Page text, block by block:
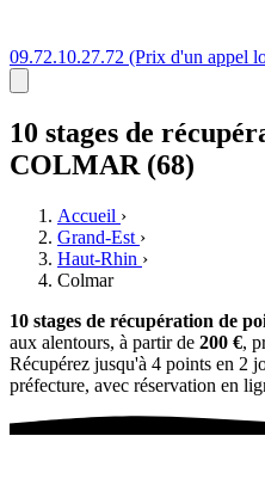
09.72.10.27.72 (Prix d'un appel
10 stages de
COLMAR (68)
Accueil ›
Grand-Est ›
Haut-Rhin ›
Colmar
10 stages de récupération de
aux alentours, à partir de 200 €,
Récupérez jusqu'à 4 points en 2
préfecture, avec réservation en